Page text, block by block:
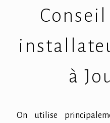
à
On utilise